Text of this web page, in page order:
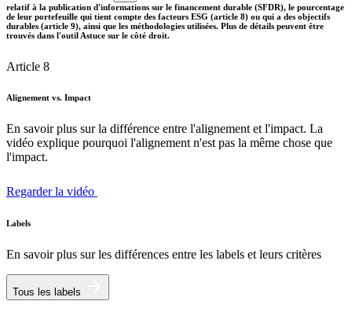
relatif à la publication d'informations sur le financement durable (SFDR), le pourcentage
de leur portefeuille qui tient compte des facteurs ESG (article 8) ou qui a des objectifs
durables (article 9), ainsi que les méthodologies utilisées. Plus de détails peuvent être
trouvés dans l'outil Astuce sur le côté droit.
Article 8
Alignement vs. Impact
En savoir plus sur la différence entre l'alignement et l'impact. La
vidéo explique pourquoi l'alignement n'est pas la même chose que
l'impact.
Regarder la vidéo
Labels
En savoir plus sur les différences entre les labels et leurs critères
Tous les labels